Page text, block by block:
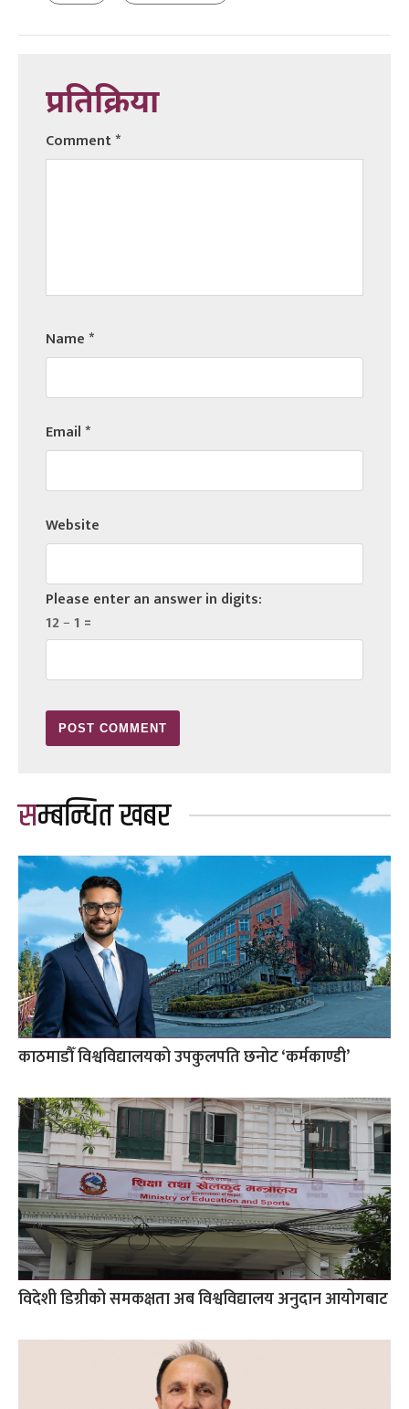
प्रतिक्रिया
Comment*
Name*
Email*
Website
Please enter an answer in digits:
12 − 1 =
सम्बन्धित खबर
काठमाडौँ विश्वविद्यालयको उपकुलपति छनोट ‘कर्मकाण्डी’
विदेशी डिग्रीको समकक्षता अब विश्वविद्यालय अनुदान आयोगबाट